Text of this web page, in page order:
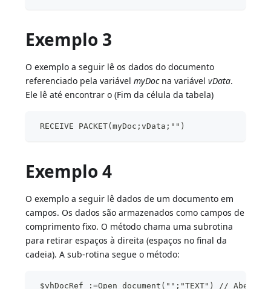
Exemplo 3
O exemplo a seguir lê os dados do documento
referenciado pela variávelmyDocna variávelvData.
Ele lê até encontrar o (Fim da célula da tabela)
RECEIVE PACKET(myDoc;vData;"")
Exemplo 4
O exemplo a seguir lê dados de um documento em
campos. Os dados são armazenados como campos de
comprimento fixo. O método chama uma subrotina
para retirar espaços à direita (espaços no final da
cadeia). A sub-rotina segue o método:
$vhDocRef :=Open document("";"TEXT") //